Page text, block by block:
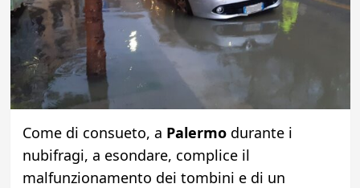
Come di consueto, a Palermo durante i
nubifragi, a esondare, complice il
malfunzionamento dei tombini e di un